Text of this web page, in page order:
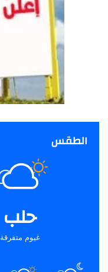
الطقس
حلب
غيوم متفرقة